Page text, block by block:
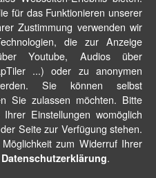
für das Funktionieren unserer
Zustimmung verwenden wir
die zur Anzeige
Youtube, Audios über
...) oder zu anonymen
Sie können selbst
Sie zulassen möchten. Bitte
Einstellungen womöglich
Seite zur Verfügung stehen.
zum Widerruf Ihrer
Datenschutzerklärung.